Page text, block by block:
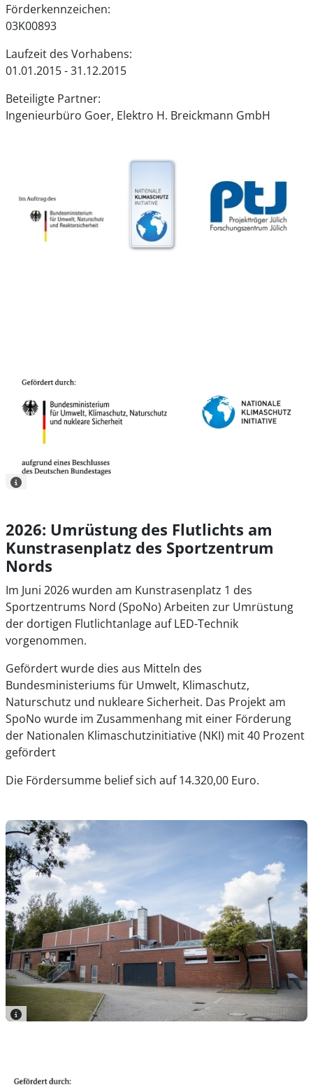
Förderkennzeichen:
03K00893
Laufzeit des Vorhabens:
01.01.2015 - 31.12.2015
Beteiligte Partner:
Ingenieurbüro Goer, Elektro H. Breickmann GmbH
2026: Umrüstung des Flutlichts am
Kunstrasenplatz des Sportzentrum
Nords
Im Juni 2026 wurden am Kunstrasenplatz 1 des
Sportzentrums Nord (SpoNo) Arbeiten zur Umrüstung
der dortigen Flutlichtanlage auf LED-Technik
vorgenommen.
Gefördert wurde dies aus Mitteln des
Bundesministeriums für Umwelt, Klimaschutz,
Naturschutz und nukleare Sicherheit. Das Projekt am
SpoNo wurde im Zusammenhang mit einer Förderung
der Nationalen Klimaschutzinitiative (NKI) mit 40 Prozent
gefördert
Die Fördersumme belief sich auf 14.320,00 Euro.